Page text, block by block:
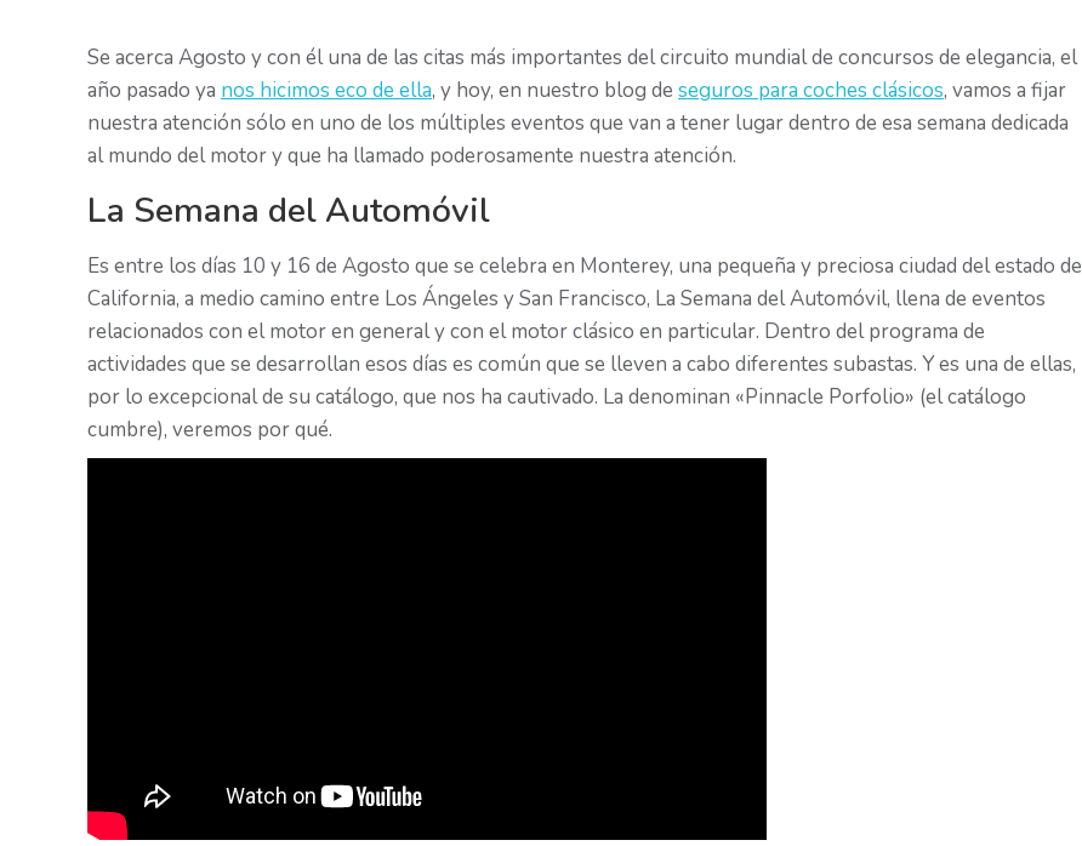
Se acerca Agosto y con él una de las citas más importantes del circuito mundial de concursos de elegancia, el
año pasado ya nos hicimos eco de ella, y hoy, en nuestro blog de seguros para coches clásicos, vamos a fijar
nuestra atención sólo en uno de los múltiples eventos que van a tener lugar dentro de esa semana dedicada
al mundo del motor y que ha llamado poderosamente nuestra atención.
La Semana del Automóvil
Es entre los días 10 y 16 de Agosto que se celebra en Monterey, una pequeña y preciosa ciudad del estado de
California, a medio camino entre Los Ángeles y San Francisco, La Semana del Automóvil, llena de eventos
relacionados con el motor en general y con el motor clásico en particular. Dentro del programa de
actividades que se desarrollan esos días es común que se lleven a cabo diferentes subastas. Y es una de ellas,
por lo excepcional de su catálogo, que nos ha cautivado. La denominan «Pinnacle Porfolio» (el catálogo
cumbre), veremos por qué.